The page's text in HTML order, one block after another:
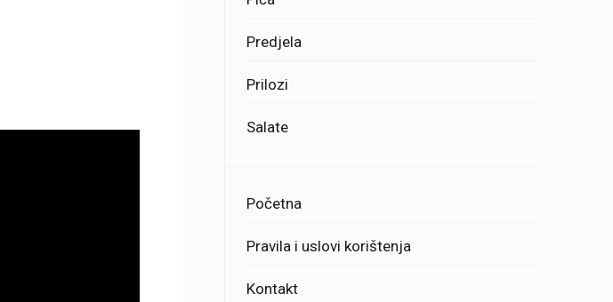
Predjela
Prilozi
Salate
Početna
Pravila i uslovi korištenja
Kontakt